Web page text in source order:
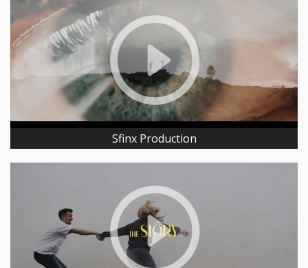
Sfinx Production